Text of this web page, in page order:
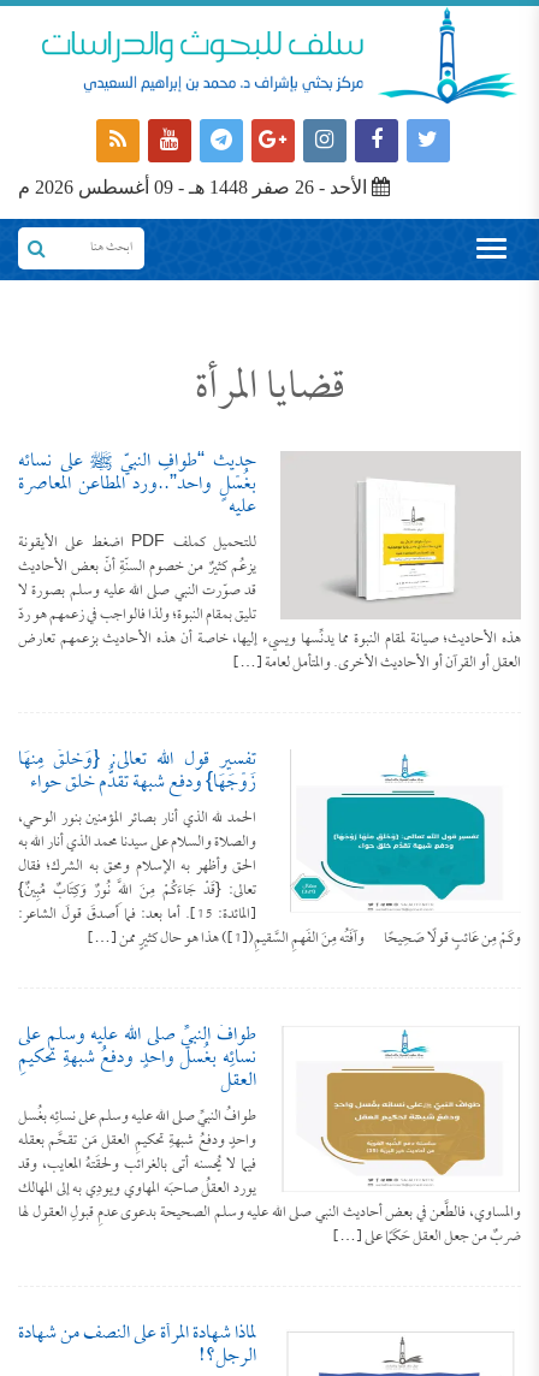
الأحد - 26 صفر 1448 هـ - 09 أغسطس 2026 م
قضايا المرأة
حديثُ “طوافِ النبيّ ﷺ على نسائه
بغُسْلٍ واحد”..ورد المطاعن المعاصرة
عليه
للتحميل كملف PDF اضغط على الأيقونة
يزعُم كثيرٌ من خصوم السنّةِ أنّ بعض الأحاديث
قد صوّرت النبي صلى الله عليه وسلم بصورة لا
تليق بمقام النبوة؛ ولذا فالواجب في زعمهم هو ردّ
هذه الأحاديث؛ صيانة لمقام النبوة مما يدنِّسها ويسيء إليها، خاصة أن هذه الأحاديث بزعمهم تعارض
العقل أو القرآن أو الأحاديث الأخرى. والمتأمل لعامة […]
تفسير قول الله تعالى: {وَخَلَقَ مِنْهَا
زَوْجَهَا} ودفع شبهة تقدُّم خلق حواء
الحمد لله الذي أنار بصائر المؤمنين بنور الوحي،
والصلاة والسلام على سيدنا محمد الذي أنار الله به
الحق وأظهر به الإسلام ومحق به الشرك؛ فقال
تعالى: {قَدْ جَاءَكُمْ مِنَ اللَّهِ نُورٌ وَكِتَابٌ مُبِينٌ}
[المائدة: 15]. أما بعد: فما أصدقَ قولَ الشاعر:
وكَمْ مِن عَائبٍ قولًا صَحِيحًا وآفَتُه مِنَ الفَهمِ السَّقيمِ([1]) هذا هو حال كثيرٍ ممن […]
طوافُ النبيِّ صلى الله عليه وسلم على
نسائِه بغُسل واحدٍ ودفعُ شبهةِ تحكيمِ
العقل
طوافُ النبيِّ صلى الله عليه وسلم على نسائِه بغُسل
واحدٍ ودفعُ شبهةِ تحكيمِ العقل مَن تقحَّم بعقله
فيما لا يُحسنه أتى بالغرائب ولحقَتهُ المعايب، وقد
يورد العقلُ صاحبَه المهاوي ويودِي به إلى المهالك
والمساوي، فالطَّعن في بعض أحاديث النبي صلى الله عليه وسلم الصحيحة بدعوى عدمِ قبولِ العقول لها
ضربٌ من جعل العقل حَكَمًا على […]
لماذا شهادة المرأة على النصف من شهادة
الرجل؟!